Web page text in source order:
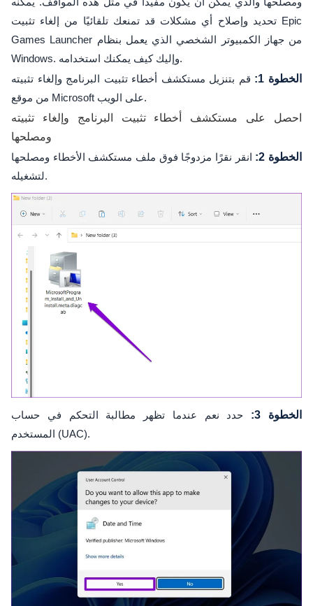
تحديد وإصلاح أي مشكلات قد تمنعك تلقائيًا من إلغاء تثبيت Epic
Games Launcher من جهاز الكمبيوتر الشخصي الذي يعمل بنظام
Windows. وإليك كيف يمكنك استخدامه.
الخطوة 1:
قم بتنزيل مستكشف أخطاء تثبيت البرنامج وإلغاء تثبيته
من موقع Microsoft على الويب.
احصل على مستكشف أخطاء تثبيت البرنامج وإلغاء تثبيته
ومصلحها
الخطوة 2:
انقر نقرًا مزدوجًا فوق ملف مستكشف الأخطاء ومصلحها
لتشغيله.
الخطوة 3:
حدد نعم عندما تظهر مطالبة التحكم في حساب
المستخدم (UAC).